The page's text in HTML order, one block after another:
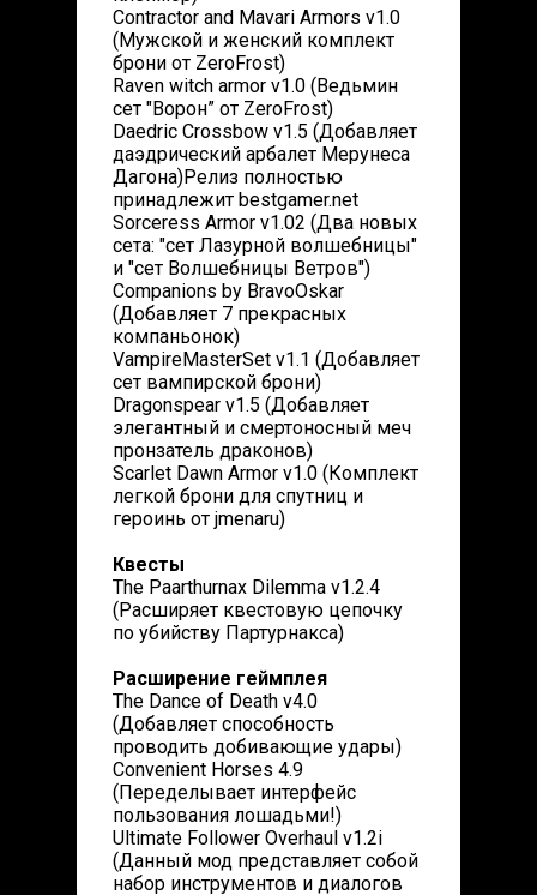
Contractor and Mavari Armors v1.0
(Мужской и женский комплект
брони от ZeroFrost)
Raven witch armor v1.0 (Ведьмин
сет "Ворон” от ZeroFrost)
Daedric Crossbow v1.5 (Добавляет
даэдрический арбалет Мерунеса
Дагона)Релиз полностью
принадлежит bestgamer.net
Sorceress Armor v1.02 (Два новых
сета: "сет Лазурной волшебницы"
и "сет Волшебницы Ветров")
Companions by BravoOskar
(Добавляет 7 прекрасных
компаньонок)
VampireMasterSet v1.1 (Добавляет
сет вампирской брони)
Dragonspear v1.5 (Добавляет
элегантный и смертоносный меч
пронзатель драконов)
Scarlet Dawn Armor v1.0 (Комплект
легкой брони для спутниц и
героинь от jmenaru)
Квесты
The Paarthurnax Dilemma v1.2.4
(Расширяет квестовую цепочку
по убийству Партурнакса)
Расширение геймплея
The Dance of Death v4.0
(Добавляет способность
проводить добивающие удары)
Convenient Horses 4.9
(Переделывает интерфейс
пользования лошадьми!)
Ultimate Follower Overhaul v1.2i
(Данный мод представляет собой
набор инструментов и диалогов